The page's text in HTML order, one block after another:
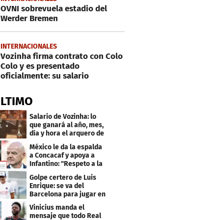
OVNI sobrevuela estadio del
Werder Bremen
INTERNACIONALES
Vozinha firma contrato con Colo
Colo y es presentado
oficialmente: su salario
Salario de Vozinha: lo
que ganará al año, mes,
día y hora el arquero de
Cabo Verde
México le da la espalda
a Concacaf y apoya a
Infantino: "Respeto a la
gobernanza"
Golpe certero de Luis
Enrique: se va del
Barcelona para jugar en
el PSG
Vinicius manda el
mensaje que todo Real